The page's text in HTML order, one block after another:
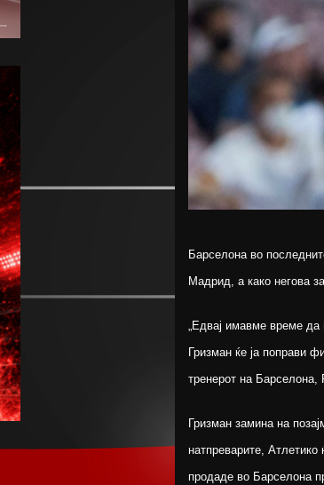
Барселона во
Мадрид, а како негова
„Едвај имавме време
Гризман ќе ја поправи
тренерот на
Гризман замина на
натпреварите,
продаде во Барселона